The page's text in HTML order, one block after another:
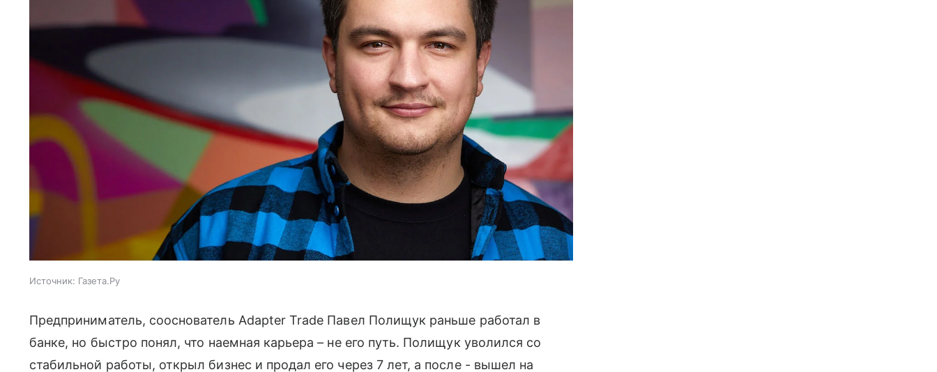
Источник: Газета.Ру
Предприниматель, сооснователь Adapter Trade Павел Полищук раньше работал в
банке, но быстро понял, что наемная карьера – не его путь. Полищук уволился со
стабильной работы, открыл бизнес и продал его через 7 лет, а после - вышел на